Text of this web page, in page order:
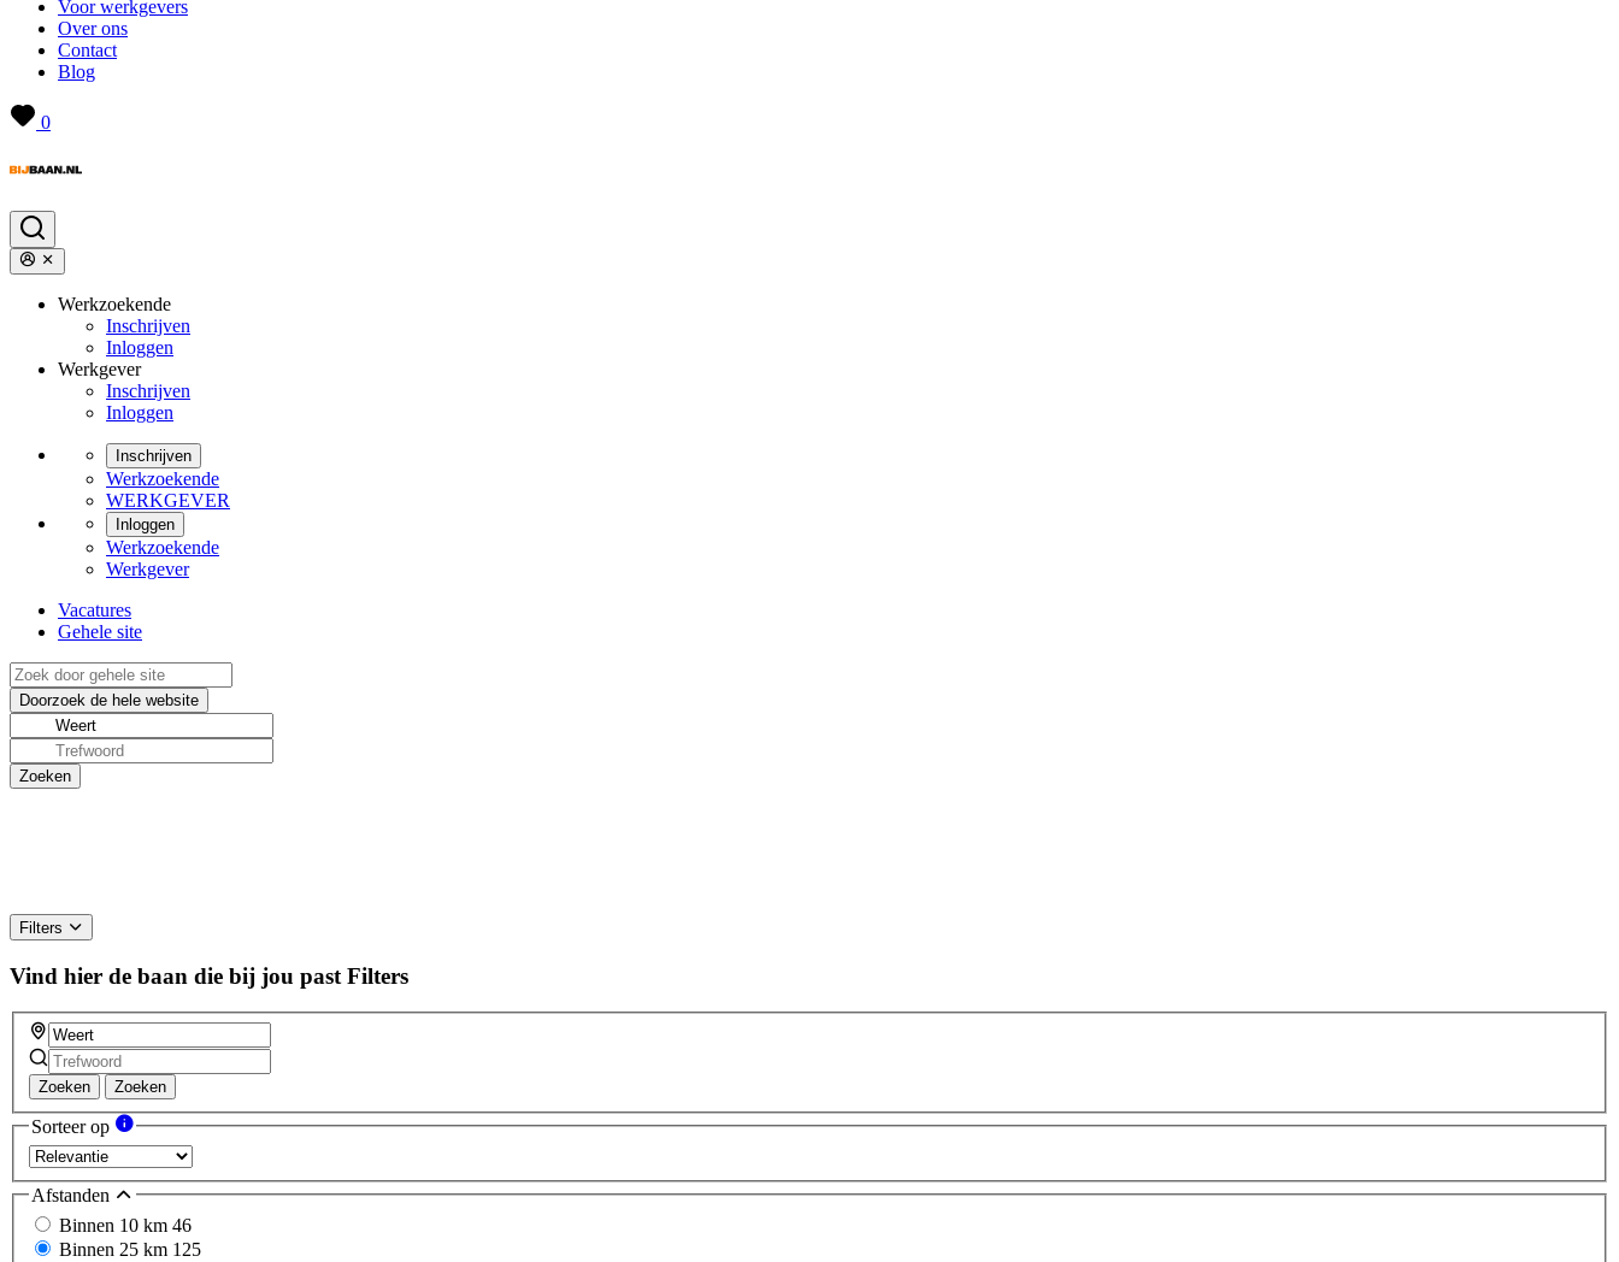
Voor werkgevers
Over ons
Contact
Blog
0
Werkzoekende
Inschrijven
Inloggen
Werkgever
Inschrijven
Inloggen
Inschrijven
Werkzoekende
WERKGEVER
Inloggen
Werkzoekende
Werkgever
Vacatures
Gehele site
Filters
Vind hier de baan die bij jou past Filters
Zoeken Zoeken
Sorteer op
Afstanden
Binnen 10 km 46
Binnen 25 km 125